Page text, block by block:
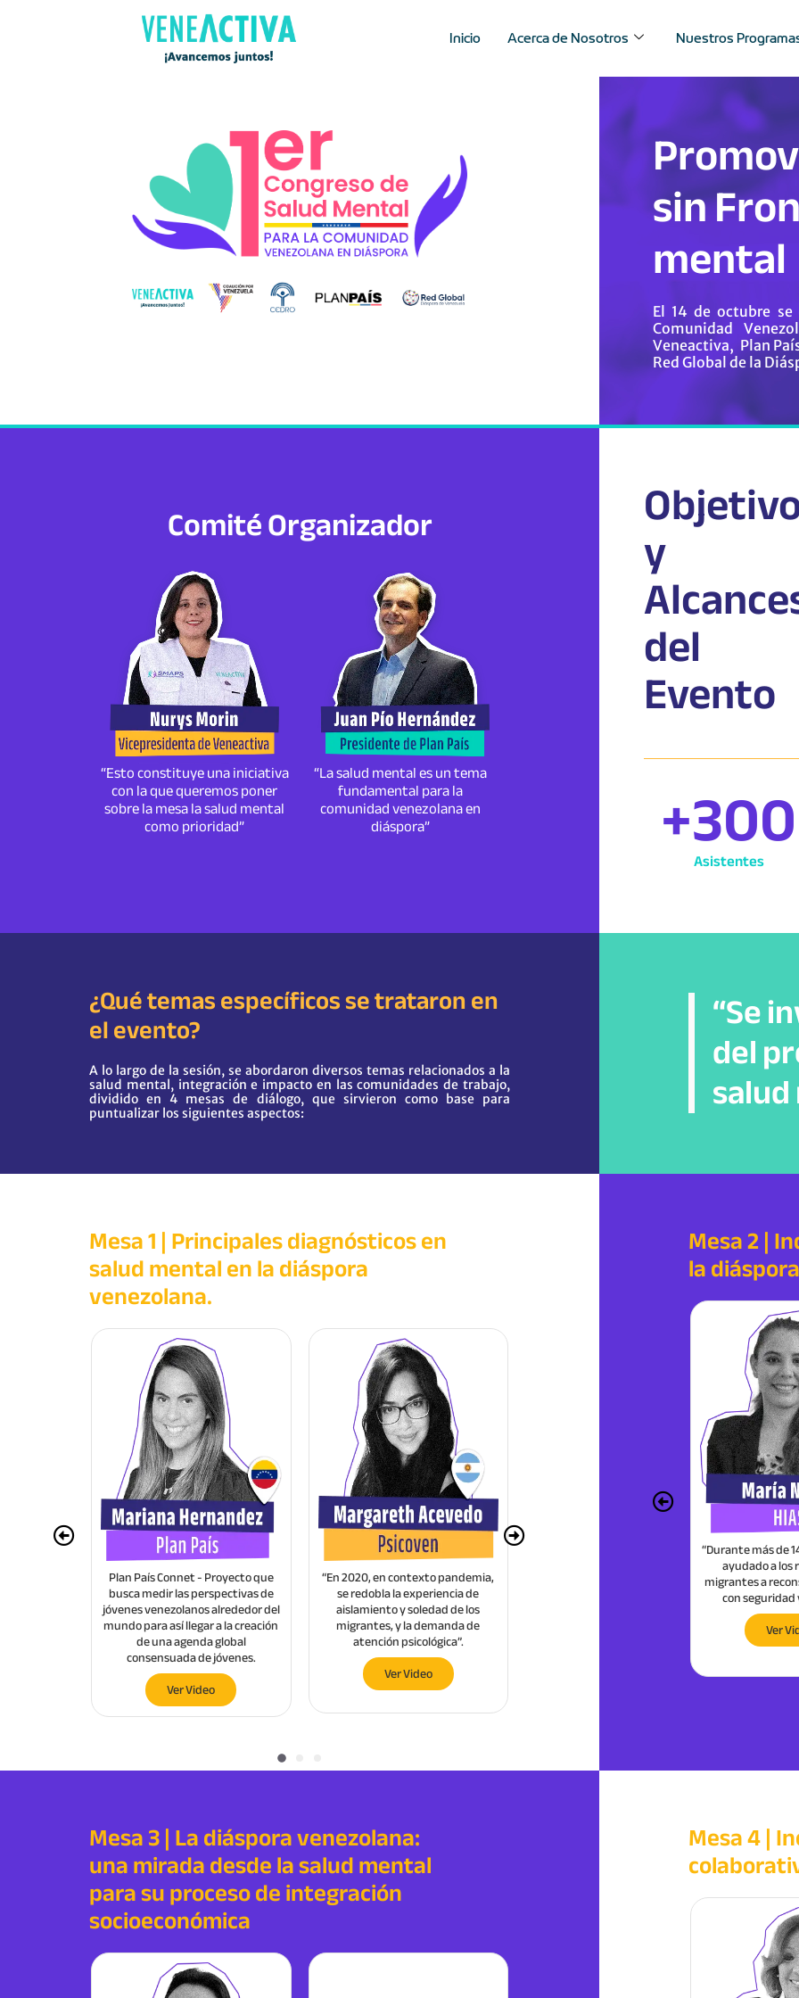
Inicio Acerca de Nosotros Nuestros
sin
mental
El 14 de octubre se
Comunidad
Veneactiva, Plan
Red Global de la
Comité Organizador
“Esto constituye una iniciativa
con la que queremos poner
sobre la mesa la salud mental
como prioridad”
“La salud mental es un tema
fundamental para la
comunidad venezolana en
diáspora”
y
del
Evento
Asistentes
+300
¿Qué temas específicos se trataron en
el evento?
A lo largo de la sesión, se abordaron diversos temas relacionados a la
salud mental, integración e impacto en las comunidades de trabajo,
dividido en 4 mesas de diálogo, que sirvieron como base para
puntualizar los siguientes aspectos:
“Se
del
Mesa 1 | Principales diagnósticos en
salud mental en la diáspora
venezolana.
Plan País Connet - Proyecto que
busca medir las perspectivas de
jóvenes venezolanos alrededor del
mundo para así llegar a la creación
de una agenda global
consensuada de jóvenes.
Ver Video
“En 2020, en contexto pandemia,
se redobla la experiencia de
aislamiento y soledad de los
migrantes, y la demanda de
atención psicológica”.
Ver Video
“Comprender las complejidades de
la salud mental en el contexto de
“En
Mesa 2 |
la
Herramientas desde el arte para
elaborar la experiencia migratoria
Ver Video
“Durante más de
ayudado a los
migrantes a
con
Ver
Mesa 3 | La diáspora venezolana:
una mirada desde la salud mental
para su proceso de integración
socioeconómica
Mesa 4 |
“La migración y los cambios en la